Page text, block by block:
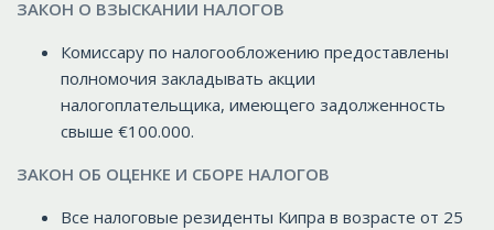
ЗАКОН О ВЗЫСКАНИИ НАЛОГОВ
Комиссару по налогообложению предоставлены
полномочия закладывать акции
налогоплательщика, имеющего задолженность
свыше €100.000.
ЗАКОН ОБ ОЦЕНКЕ И СБОРЕ НАЛОГОВ
Все налоговые резиденты Кипра в возрасте от 25